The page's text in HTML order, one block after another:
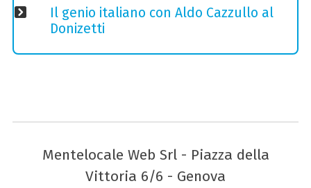
Il genio italiano con Aldo Cazzullo al
Donizetti
Mentelocale Web Srl - Piazza della
Vittoria 6/6 - Genova